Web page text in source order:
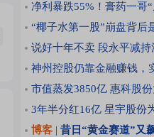
净利暴跌55%！膏药一哥
“椰子水第一股”崩盘背后
说好十年不卖 段永平减
神州控股仍靠金融赚钱，
市值蒸发3850亿 惠科股
3年半分红16亿 星宇股份
博客 | 昔日“黄金赛道”又